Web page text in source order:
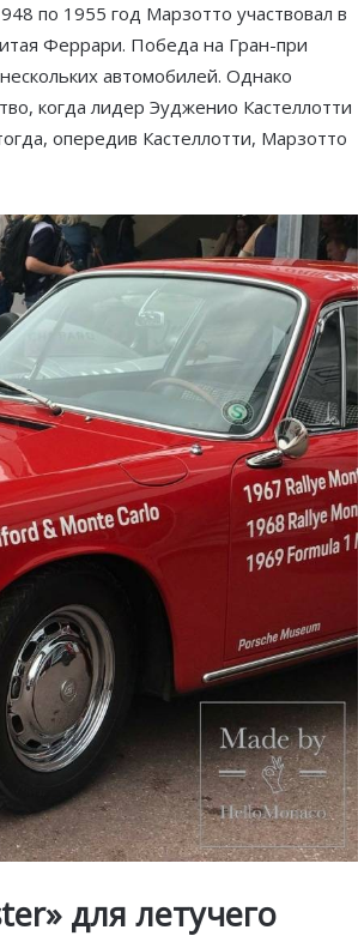
по 1955 год Марзотто участвовал в
Феррари. Победа на Гран-при
автомобилей. Однако
когда лидер Эудженио Кастеллотти
опередив Кастеллотти, Марзотто
для летучего